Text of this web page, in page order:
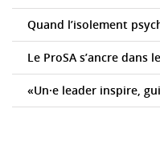
Quand l’isolement
Le ProSA s’ancre dans
«Un·e leader inspire,